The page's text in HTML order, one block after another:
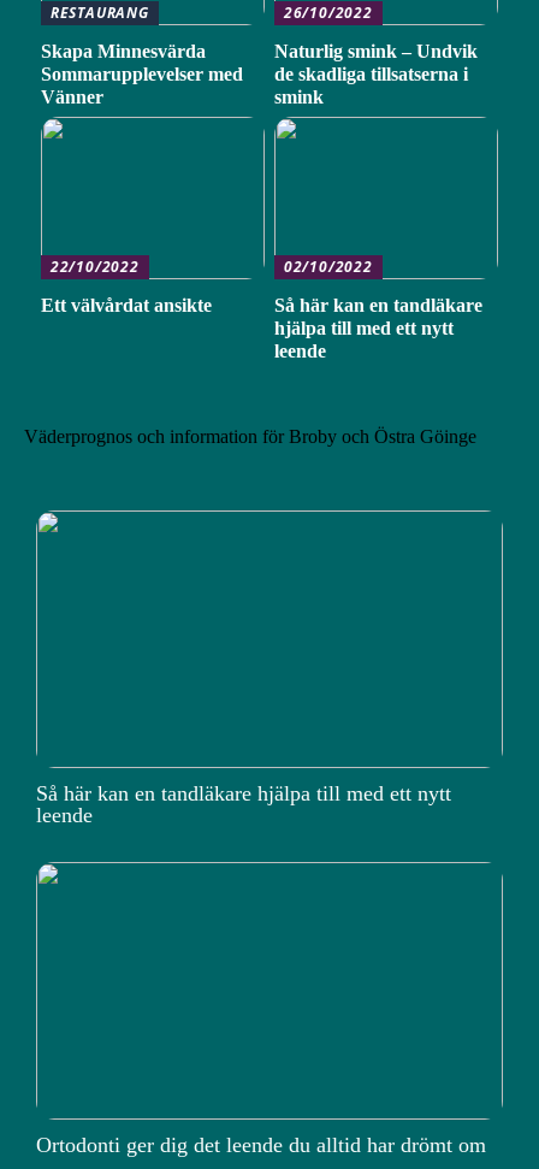
RESTAURANG
Skapa Minnesvärda
Sommarupplevelser med
Vänner
26/10/2022
Naturlig smink – Undvik
de skadliga tillsatserna i
smink
22/10/2022
Ett välvårdat ansikte
02/10/2022
Så här kan en tandläkare
hjälpa till med ett nytt
leende
Väderprognos och information för Broby och Östra Göinge
Så här kan en tandläkare hjälpa till med ett nytt
leende
Ortodonti ger dig det leende du alltid har drömt om